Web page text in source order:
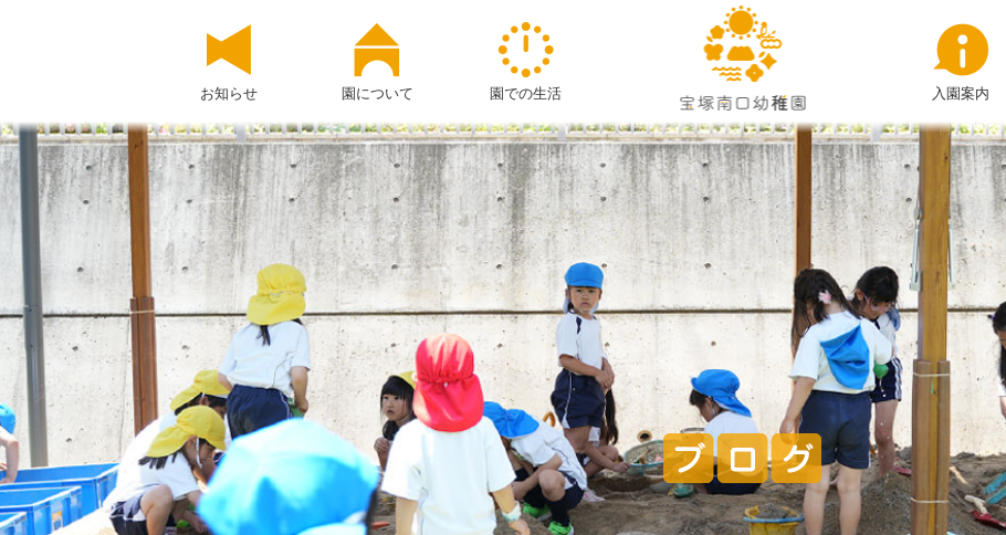
月
|
宝
塚
南
口
幼
稚
園
お知らせ 園について 園での生活 入園案内